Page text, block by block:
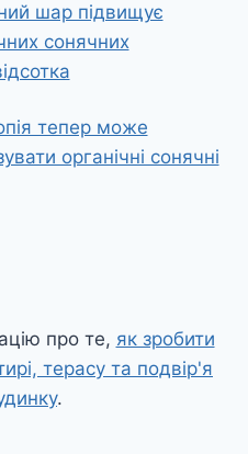
шар підвищує
сонячних
тепер може
органічні сонячні
про те, як зробити
терасу та подвір'я
.